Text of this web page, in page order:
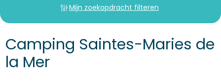
Mijn zoekopdracht filteren
Camping Saintes-Maries de
la Mer